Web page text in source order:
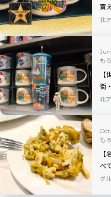
買
北
も
街
ズ！
北
も
べ
グ